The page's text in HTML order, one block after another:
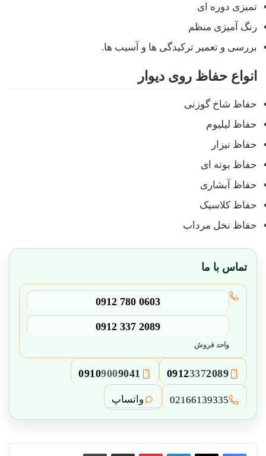
تمیزی دوره ای
رنگ آمیزی منظم
بررسی و تعمیر ترکیدگی ها و آسیب ها.
انواع حفاظ روی دیوار
حفاظ شاخ گوزنی
حفاظ لیلیوم
حفاظ نیزار
حفاظ بوته ای
حفاظ آبشاری
حفاظ کلاسیک
حفاظ نخل مرداب
تماس با ما
0912 780 0603
0912 337 2089
واحد فروش
2
09123372089
3
09109009041
02166139335 واتساپ
لینکدین پین ترست از طریق ایمیل به اشتراک بگذارید چاپ کنید